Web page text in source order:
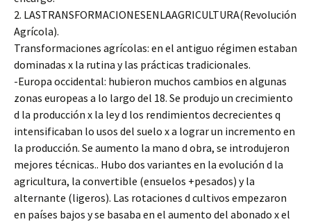
2. LASTRANSFORMACIONESENLAAGRICULTURA(Revolución
Agrícola).
Transformaciones agrícolas: en el antiguo régimen estaban
dominadas x la rutina y las prácticas tradicionales.
-Europa occidental: hubieron muchos cambios en algunas
zonas europeas a lo largo del 18. Se produjo un crecimiento
d la producción x la ley d los rendimientos decrecientes q
intensificaban lo usos del suelo x a lograr un incremento en
la producción. Se aumento la mano d obra, se introdujeron
mejores técnicas.. Hubo dos variantes en la evolución d la
agricultura, la convertible (ensuelos +pesados) y la
alternante (ligeros). Las rotaciones d cultivos empezaron
en países bajos y se basaba en el aumento del abonado x el